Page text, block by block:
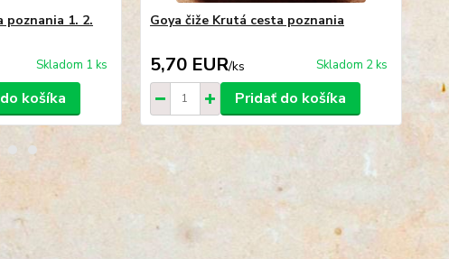
poznania 1. 2.
Skladom 1 ks
košíka
Goya čiže Krutá cesta poznania
5,70 EUR/ks Skladom 2 ks
Pridať do košíka